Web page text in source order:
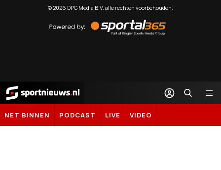
©2026 DPG Media B.V. alle rechten voorbehouden.
by
Sportal365
Sportnieuws.nl
NET BINNEN PODCAST LIVE VIDEO